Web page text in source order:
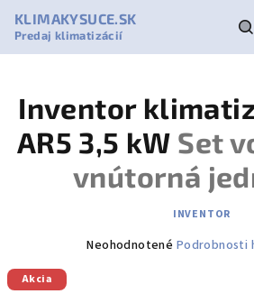
obsah
KLIMAKYSUCE.SK
Predaj klimatizácií
Inventor
AR5 3,5 kW Set
vnútorná
INVENTOR
Priemerné
Neohodnotené Podrobnosti
Akcia